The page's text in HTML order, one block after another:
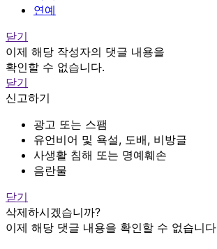
연예
닫기
이제 해당 작성자의 댓글 내용을
확인할 수 없습니다.
닫기
신고하기
광고 또는 스팸
유언비어 및 욕설, 도배, 비방글
사생활 침해 또는 명예훼손
음란물
닫기
삭제하시겠습니까?
이제 해당 댓글 내용을 확인할 수 없습니다